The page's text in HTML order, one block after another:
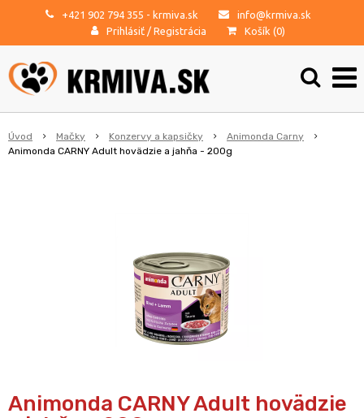
+421 902 794 355 - krmiva.sk
info@krmiva.sk
Prihlásiť / Registrácia Košík (0)
Úvod Mačky Konzervy a kapsičky
Animonda Carny
Animonda CARNY Adult hovädzie a jahňa - 200g
Animonda CARNY Adult hovädzie